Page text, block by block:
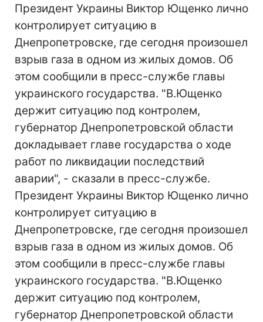
Президент Украины Виктор Ющенко лично
контролирует ситуацию в
Днепропетровске, где сегодня произошел
взрыв газа в одном из жилых домов. Об
этом сообщили в пресс-службе главы
украинского государства. "В.Ющенко
держит ситуацию под контролем,
губернатор Днепропетровской области
докладывает главе государства о ходе
работ по ликвидации последствий
аварии", - сказали в пресс-службе.
Президент Украины Виктор Ющенко лично
контролирует ситуацию в
Днепропетровске, где сегодня произошел
взрыв газа в одном из жилых домов. Об
этом сообщили в пресс-службе главы
украинского государства. "В.Ющенко
держит ситуацию под контролем,
губернатор Днепропетровской области